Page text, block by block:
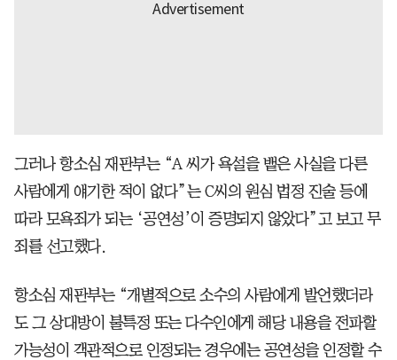
그러나 항소심 재판부는 “A 씨가 욕설을 뱉은 사실을 다른
사람에게 얘기한 적이 없다”는 C씨의 원심 법정 진술 등에
따라 모욕죄가 되는 ‘공연성’이 증명되지 않았다”고 보고 무
죄를 선고했다.
항소심 재판부는 “개별적으로 소수의 사람에게 발언했더라
도 그 상대방이 불특정 또는 다수인에게 해당 내용을 전파할
가능성이 객관적으로 인정되는 경우에는 공연성을 인정할 수